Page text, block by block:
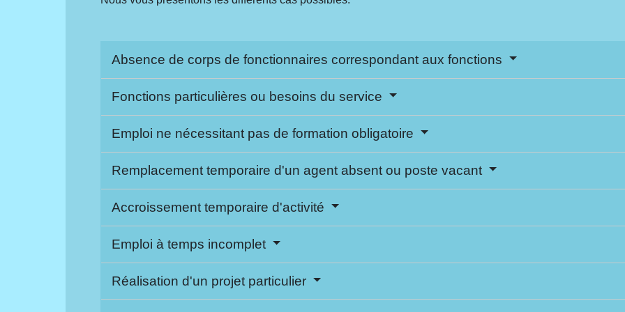
Absence de corps de fonctionnaires correspondant aux fonctions
Fonctions particulières ou besoins du service
Emploi ne nécessitant pas de formation obligatoire
Remplacement temporaire d'un agent absent ou poste vacant
Accroissement temporaire d'activité
Emploi à temps incomplet
Réalisation d'un projet particulier